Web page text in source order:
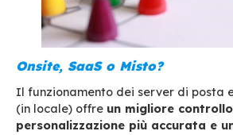
modalità SaaS, il servizio di
per 50, 500 o 5000 utenti. Il
il dimensionamento
capacità di storage, delle
Il costo delle soluzioni
e per durata nel tempo.